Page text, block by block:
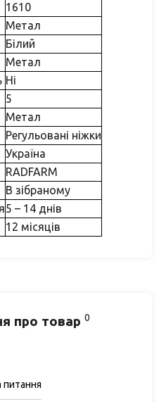
1610
Метал
Білий
Метал
Ні
5
Метал
Регульовані ніжки
Україна
RADFARM
В зібраному
5 – 14 днів
12 місяців
про товар 0
питання